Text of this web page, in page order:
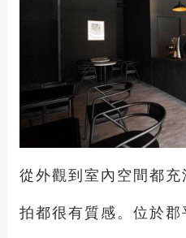
從外觀到室內空間都
拍都很有質感。位於